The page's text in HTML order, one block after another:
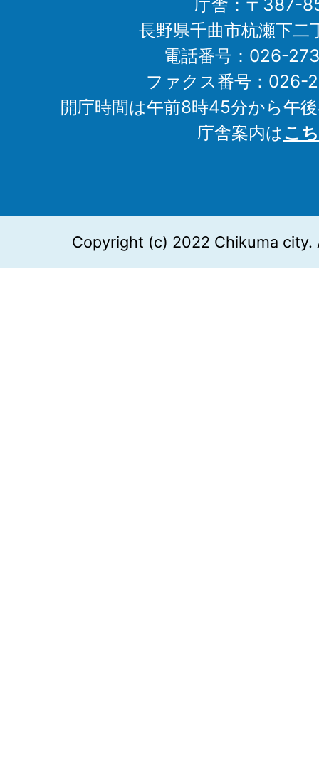
庁舎：〒387-
長野県千曲市杭瀬下二
電話番号：026-
ファクス番号：026-
開庁時間は午前8時45分から午
庁舎案内はこ
Copyright (c) 2022 Chikuma city.